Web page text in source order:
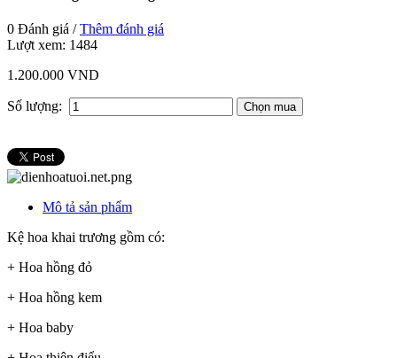
0 Đánh giá /Thêm đánh giá
Lượt xem: 1484
1.200.000 VND
Số lượng:
Mô tả sản phẩm
Kệ hoa khai trương gồm có:
+ Hoa hồng đỏ
+ Hoa hồng kem
+ Hoa baby